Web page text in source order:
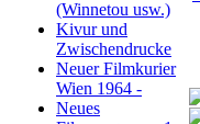
(Winnetou usw.)
Kivur und
Zwischendrucke
Neuer Filmkurier
Wien 1964 -
Neues